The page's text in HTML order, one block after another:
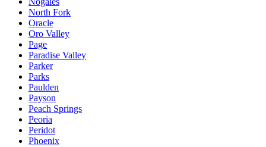
North Fork
Oracle
Oro Valley
Page
Paradise Valley
Parker
Parks
Paulden
Payson
Peach Springs
Peoria
Peridot
Phoenix